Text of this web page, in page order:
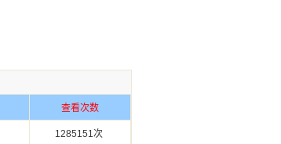
查看次数
1285151次